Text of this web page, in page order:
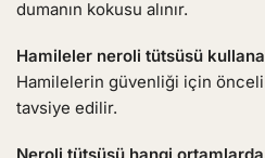
dumanın kokusu alınır.
Hamileler neroli tütsüsü
Hamilelerin güvenliği için
tavsiye edilir.